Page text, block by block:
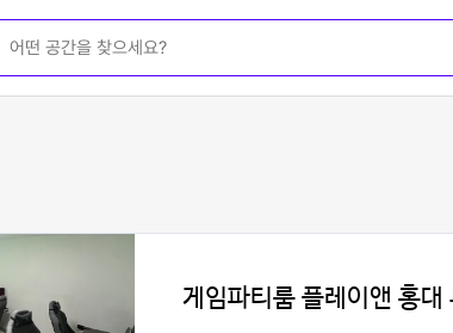
게임파티룸 플레이앤 홍대